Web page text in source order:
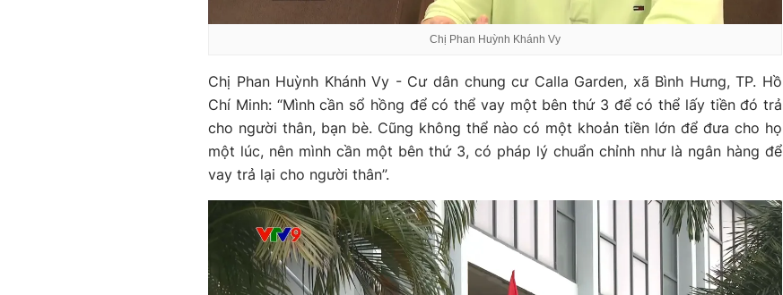
Chị Phan Huỳnh Khánh Vy
Chị Phan Huỳnh Khánh Vy - Cư dân chung cư Calla Garden, xã Bình Hưng, TP. Hồ
Chí Minh: “Mình cần sổ hồng để có thể vay một bên thứ 3 để có thể lấy tiền đó trả
cho người thân, bạn bè. Cũng không thể nào có một khoản tiền lớn để đưa cho họ
một lúc, nên mình cần một bên thứ 3, có pháp lý chuẩn chỉnh như là ngân hàng để
vay trả lại cho người thân”.